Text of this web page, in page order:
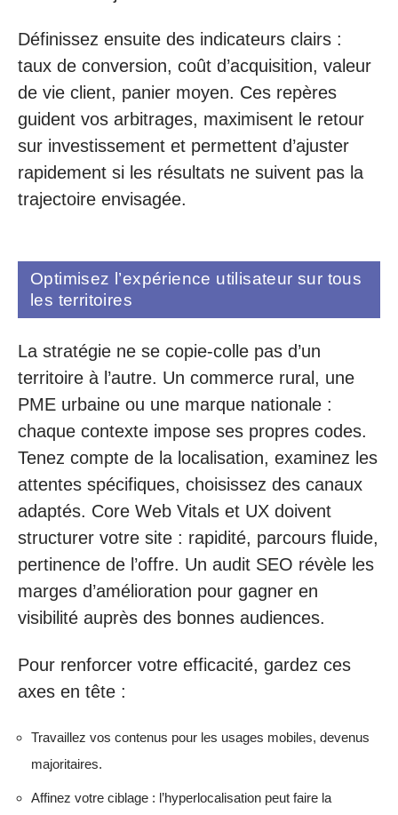
Définissez ensuite des indicateurs clairs :
taux de conversion, coût d’acquisition, valeur
de vie client, panier moyen. Ces repères
guident vos arbitrages, maximisent le retour
sur investissement et permettent d’ajuster
rapidement si les résultats ne suivent pas la
trajectoire envisagée.
Optimisez l’expérience utilisateur sur tous
les territoires
La stratégie ne se copie-colle pas d’un
territoire à l’autre. Un commerce rural, une
PME urbaine ou une marque nationale :
chaque contexte impose ses propres codes.
Tenez compte de la localisation, examinez les
attentes spécifiques, choisissez des canaux
adaptés. Core Web Vitals et UX doivent
structurer votre site : rapidité, parcours fluide,
pertinence de l’offre. Un audit SEO révèle les
marges d’amélioration pour gagner en
visibilité auprès des bonnes audiences.
Pour renforcer votre efficacité, gardez ces
axes en tête :
Travaillez vos contenus pour les usages mobiles, devenus
majoritaires.
Affinez votre ciblage : l’hyperlocalisation peut faire la